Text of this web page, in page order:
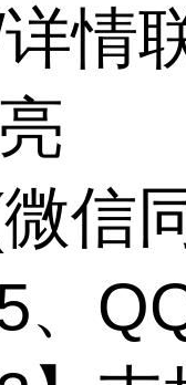
情
信
、